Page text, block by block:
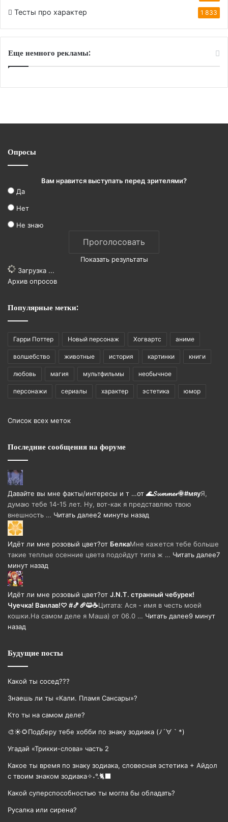
Тесты про характер 1 833
Еще немного рекламы:
Опросы
Вам нравится выступать перед зрителями?
Да
Нет
Не знаю
Показать результаты
Загрузка ...
Архив опросов
Популярные метки:
Гарри Поттер Новый персонаж Хогвартс аниме
волшебство животные история картинки книги
любовь магия мультфильмы необычное
персонажи сериалы характер эстетика юмор
Список всех меток
Последние сообщения на форуме
Давайте вы мне факты/интересы и т …от 🌊𝓢𝓾𝓶𝓶𝓮𝓻🌞#мяуЯ,
думаю тебе 14-15 лет. Ну, вот-как я представляю твою
внешность … Читать далее2 минуты назад
Идёт ли мне розовый цвет?от БелкаМне кажется тебе больше
такие теплые осенние цвета подойдут типа ж … Читать далее7
минут назад
Идёт ли мне розовый цвет?от J.N.T. странный чебурек!
Чуечка! Ванлав!♡ #🍤🥖😺☕Цитата: Ася - имя в честь моей
кошки.На самом деле я Маша) от 06.0 … Читать далее9 минут
назад
Будущие посты
Какой ты сосед???
Знаешь ли ты «Кали. Пламя Сансары»?
Кто ты на самом деле?
🎨☀🌻Подберу тебе хобби по знаку зодиака (ﾉ´∀｀*)
Угадай «Трикки-слова» часть 2
Какое ты время по знаку зодиака, словесная эстетика + Айдол
с твоим знаком зодиака✧˖°.🐈‍⬛
Какой суперспособностью ты могла бы обладать?
Русалка или сирена?